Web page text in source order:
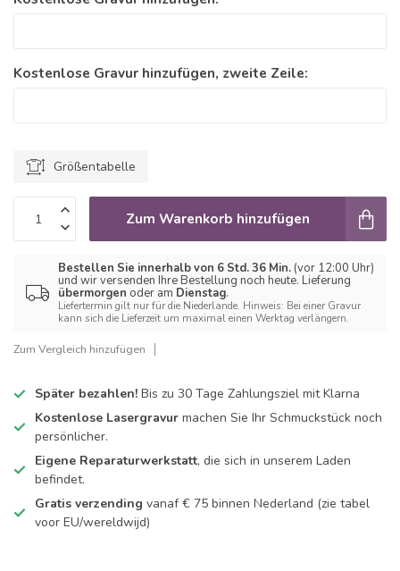
Kostenlose Gravur hinzufügen, zweite Zeile:
Größentabelle
Zum Warenkorb hinzufügen
Bestellen Sie innerhalb von 6 Std. 36 Min. (vor 12:00 Uhr)
und wir versenden Ihre Bestellung noch heute. Lieferung
übermorgen oder am Dienstag.
Liefertermin gilt nur für die Niederlande. Hinweis: Bei einer Gravur
kann sich die Lieferzeit um maximal einen Werktag verlängern.
Zum Vergleich hinzufügen
Später bezahlen! Bis zu 30 Tage Zahlungsziel mit Klarna
Kostenlose Lasergravur machen Sie Ihr Schmuckstück noch
persönlicher.
Eigene Reparaturwerkstatt, die sich in unserem Laden
befindet.
Gratis verzending vanaf € 75 binnen Nederland (zie tabel
voor EU/wereldwijd)